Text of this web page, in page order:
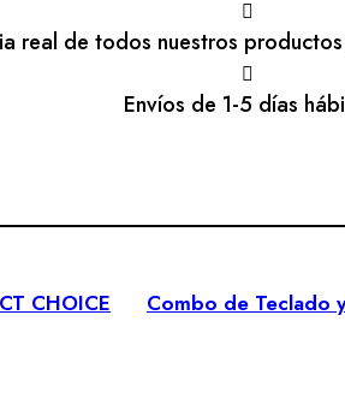
real de todos nuestros
Envíos de 1-5 días
CHOICE Combo de Teclado